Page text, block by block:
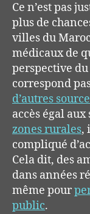
Ce n’est pas
plus de
villes du
médicaux de
perspective
correspond
d’autres
accès égal
zones rurales,
compliqué
Cela dit, des
dans années
même pour
public.